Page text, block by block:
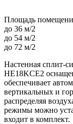
Площадь
до 36 м/2
до 54 м/2
до 72 м/2
Настенная сплит-
HE18KCE2
обеспечивает
вертикальных и
распределяя
режимы можно
входит в комплект.